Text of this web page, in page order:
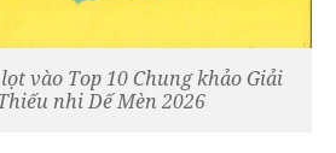
vào Top 10 Chung khảo Giải
nhi Dế Mèn 2026